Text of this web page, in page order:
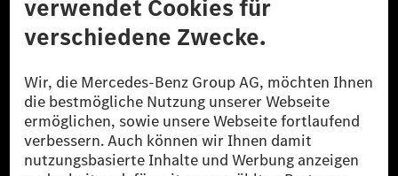
© 2026 Mercedes-Benz Group AG. Alle Rechte vorbehalten.
[1] Bilanziell CO₂-neutral bedeutet, dass nicht vermiedene oder nicht
reduzierte CO₂-Emissionen bei der Mercedes-Benz Group durch
zertifizierte Ausgleichsprojekte kompensiert werden.
[2] Renewable Charging ist ein integraler Bestandteil von MB.CHARGE